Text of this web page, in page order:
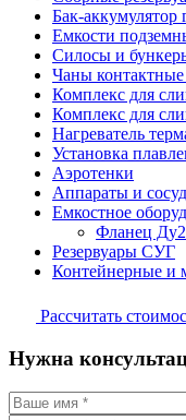
Бак-
Емкости
Силосы и
Чаны
Комплекс для
Комплекс для
Нагреватель
Установка
Аэротенки
Аппараты и
Емкостное
Фланец
Резервуары СУГ
Контейнерные и
Рассчитать
Нужна